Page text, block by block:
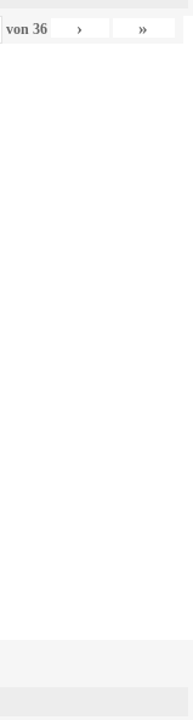
von 36 › »